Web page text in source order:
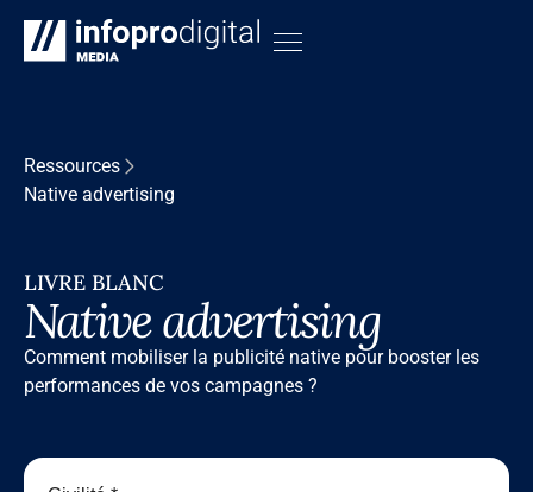
Ressources
Native advertising
LIVRE BLANC
Native advertising
Comment mobiliser la publicité native pour booster les
performances de vos campagnes ?